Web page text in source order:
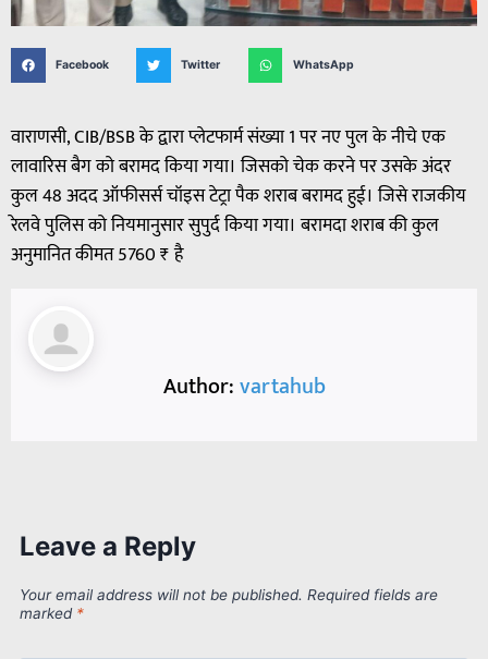
Facebook Twitter WhatsApp
वाराणसी, CIB/BSB के द्वारा प्लेटफार्म संख्या 1 पर नए पुल के नीचे एक
लावारिस बैग को बरामद किया गया। जिसको चेक करने पर उसके अंदर
कुल 48 अदद ऑफीसर्स चॉइस टेट्रा पैक शराब बरामद हुई। जिसे राजकीय
रेलवे पुलिस को नियमानुसार सुपुर्द किया गया। बरामदा शराब की कुल
अनुमानित कीमत 5760 ₹ है
Author:vartahub
Leave a Reply
Your email address will not be published. Required fields are
marked *